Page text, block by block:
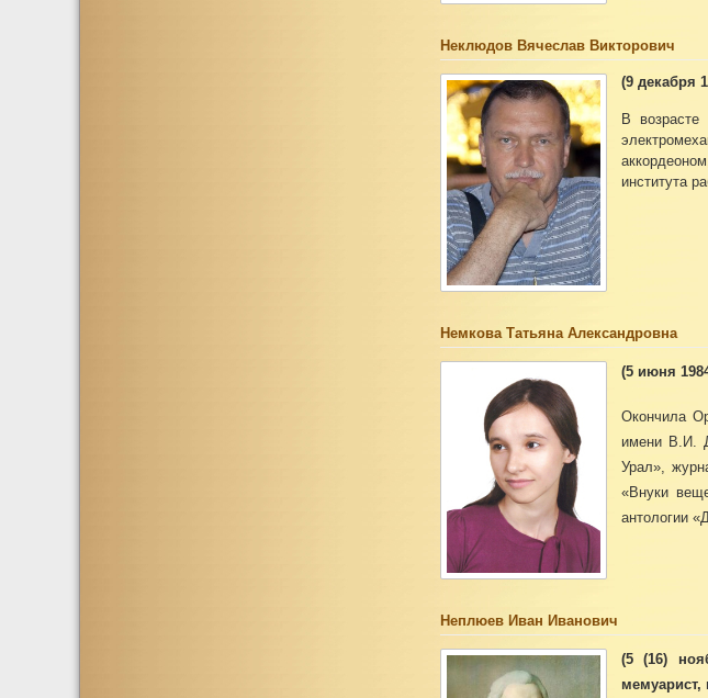
Неклюдов Вячеслав Викторович
(9 декабря
В
института
Немкова Татьяна Александровна
(5 июня
Окончила
имени В.И.
Урал»,
«Внуки
антологии
Неплюев Иван Иванович
(5 (16)
мемуарист,